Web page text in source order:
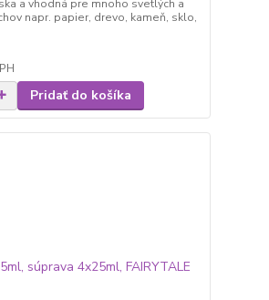
a vhodná pre mnoho svetlých a
napr. papier, drevo, kameň, sklo,
Pridať do košíka